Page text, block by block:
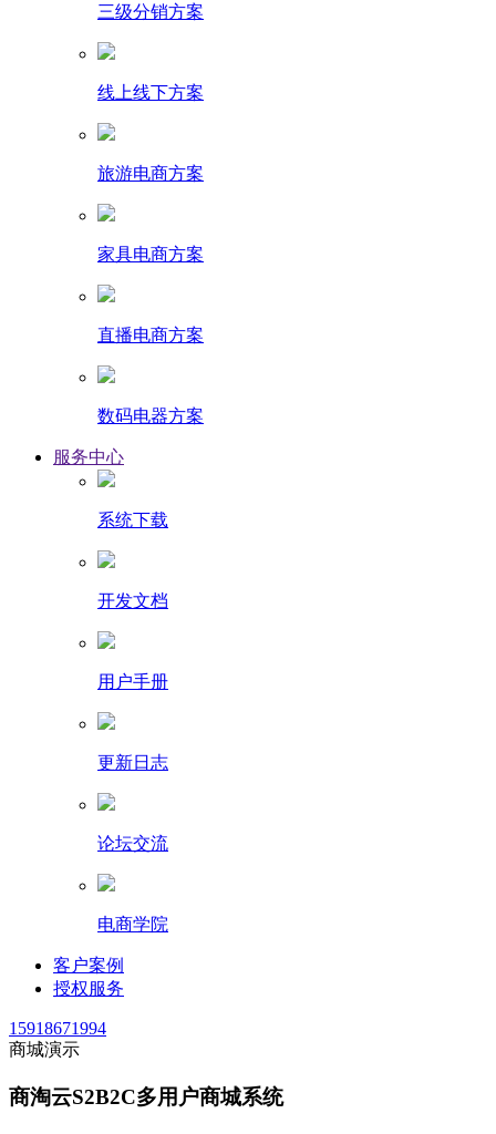
三级分销方案
线上线下方案
旅游电商方案
家具电商方案
直播电商方案
数码电器方案
服务中心
系统下载
开发文档
用户手册
更新日志
论坛交流
电商学院
客户案例
授权服务
15918671994
商城演示
商淘云S2B2C多用户商城系统